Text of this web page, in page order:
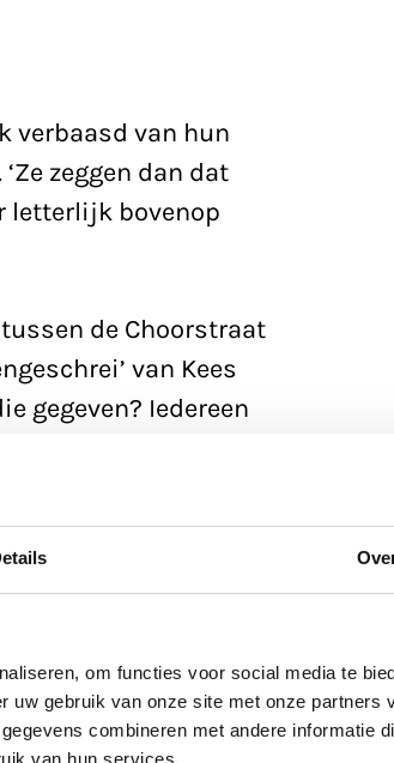
om functies voor social media te
uw gebruik van onze site met onze partners
combineren met andere informatie
van hun services.
verbaasd van hun
zeggen dan dat
letterlijk bovenop
de Choorstraat
van Kees
gegeven? Iedereen
moet hebben.